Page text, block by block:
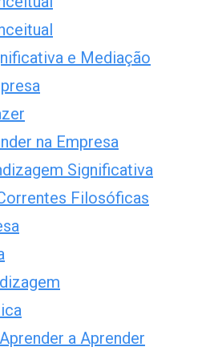
e Mediação
na Empresa
Significativa
Filosóficas
a Aprender